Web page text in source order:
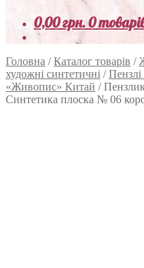
0,00грн.0
Головна /Каталог товарів /
художні синтетичні /Пензлі
«Живопис» Китай /
Синтетика плоска № 06